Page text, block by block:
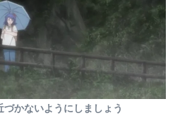
づかないようにしましょう